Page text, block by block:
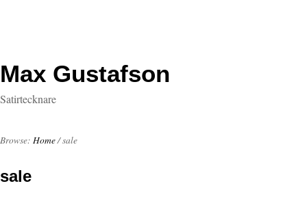
Max Gustafson
Satirtecknare
Browse: Home/sale
sale